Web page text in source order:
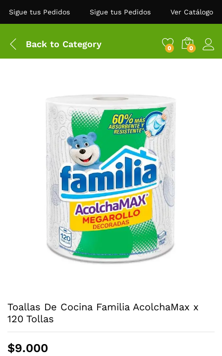
Sigue tus Pedidos Sigue tus Pedidos Ver Catálogo
Back to Category 0 0
Toallas De Cocina Familia AcolchaMax x
120 Tollas
$9.000